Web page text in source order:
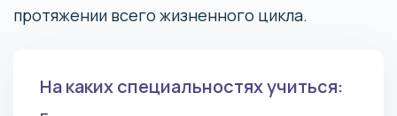
протяжении всего жизненного цикла.
На каких специальностях учиться: